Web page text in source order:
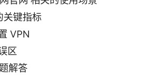
关键指标
VPN
区
解答